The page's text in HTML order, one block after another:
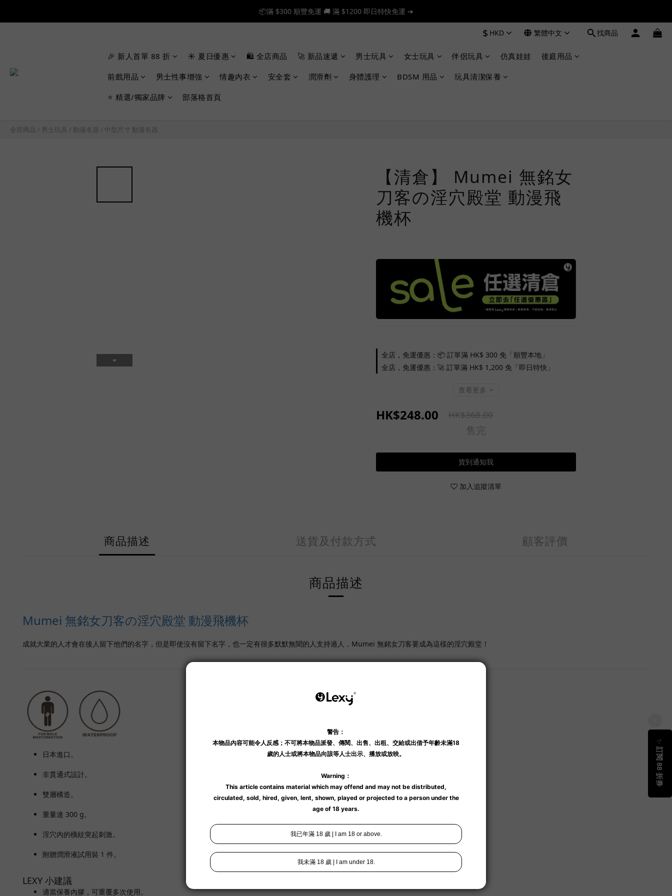
📦滿 $300 順豐免運 🚚 滿 $1200 即日特快免運 ➔
📦滿 $300 順豐免運 🚚 滿 $1200 即日特快免運 ➔
📦滿 $300 順豐免運 🚚 滿 $1200 即日特快免運 ➔
$ HKD 繁體中文 找商品
🎉 新人首單 88 折 ☀️ 夏日優惠 🛍️ 全店商品 🚀 新品速遞 男士玩具 女士玩具 伴侶玩具 仿真娃娃 後庭用品
前戲用品 男士性事增強 情趣內衣 安全套 潤滑劑 身體護理 BDSM 用品 玩具清潔保養
⭐ 精選/獨家品牌 部落格首頁
全部商品 / 男士玩具 / 動漫名器 / 中型尺寸 動漫名器
【清倉】 Mumei 無銘女
刀客の淫穴殿堂 動漫飛
機杯
全店，免運優惠：📦 訂單滿 HK$ 300 免「順豐本地」
全店，免運優惠：🚀 訂單滿 HK$ 1,200 免「即日特快」
查看更多
HK$248.00 HK$368.00
售完
貨到通知我
加入追蹤清單
商品描述 送貨及付款方式 顧客評價
商品描述
Mumei 無銘女刀客の淫穴殿堂 動漫飛機杯
成就大業的人才會在後人留下他們的名字，但是即使沒有留下名字，也一定有很多默默無聞的人支持過人，Mumei 無銘女刀客要成為這樣的淫穴殿堂！
日本進口。
非貫通式設計。
雙層構造。
重量達 300 g。
淫穴內的橫紋突起刺激。
附贈潤滑液試用裝 1 件。
LEXY 小建議
適當保養內膠，可重覆多次使用。